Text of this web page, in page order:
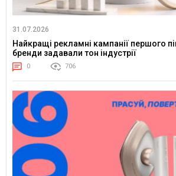
31.07.2026
Найкращі рекламні кампанії першого
бренди задавали тон індустрії
0 706